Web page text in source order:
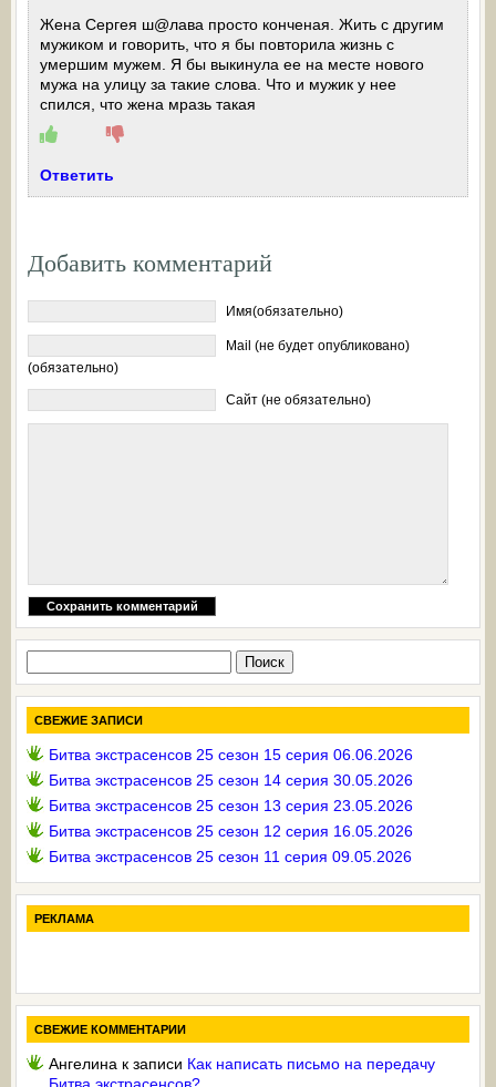
Жена Сергея ш@лава просто конченая. Жить с другим
мужиком и говорить, что я бы повторила жизнь с
умершим мужем. Я бы выкинула ее на месте нового
мужа на улицу за такие слова. Что и мужик у нее
спился, что жена мразь такая
Ответить
Добавить комментарий
Имя(обязательно)
Mail (не будет опубликовано)
(обязательно)
Сайт (не обязательно)
СВЕЖИЕ ЗАПИСИ
Битва экстрасенсов 25 сезон 15 серия 06.06.2026
Битва экстрасенсов 25 сезон 14 серия 30.05.2026
Битва экстрасенсов 25 сезон 13 серия 23.05.2026
Битва экстрасенсов 25 сезон 12 серия 16.05.2026
Битва экстрасенсов 25 сезон 11 серия 09.05.2026
РЕКЛАМА
СВЕЖИЕ КОММЕНТАРИИ
Ангелина к записи Как написать письмо на передачу